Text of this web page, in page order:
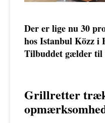
Der er lige nu 30
hos Istanbul Közz i
Tilbuddet gælder til
Grillretter